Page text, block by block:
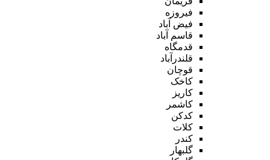
فیروزه
فیض آباد
قاسم آباد
قدمگاه
قلندرآباد
قوچان
کاخک
کاریز
کاشمر
کدکن
کلات
کندر
گلبهار